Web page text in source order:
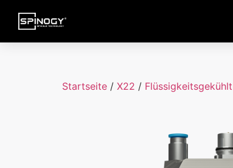
Startseite / X22 / Flüssigkeitsgekühlt